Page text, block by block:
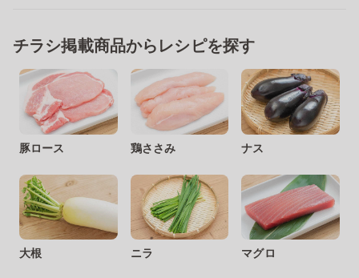
チラシ掲載商品からレシピを探す
豚ロース 鶏ささみ ナス
大根 ニラ マグロ